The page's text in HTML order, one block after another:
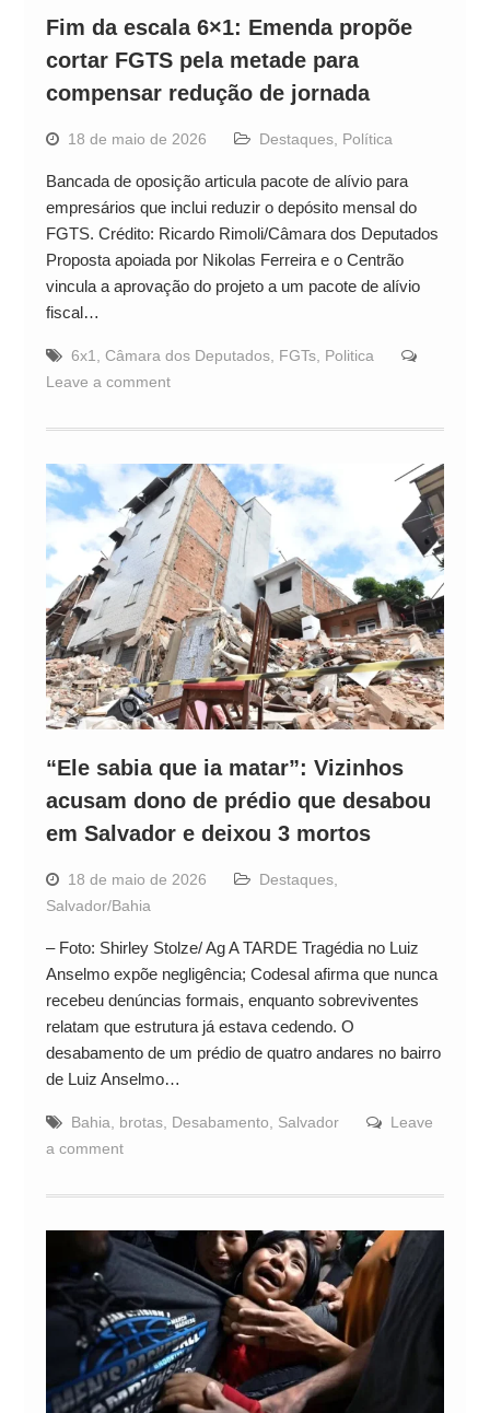
Fim da escala 6×1: Emenda propõe
cortar FGTS pela metade para
compensar redução de jornada
18 de maio de 2026 Destaques, Política
Bancada de oposição articula pacote de alívio para
empresários que inclui reduzir o depósito mensal do
FGTS. Crédito: Ricardo Rimoli/Câmara dos Deputados
Proposta apoiada por Nikolas Ferreira e o Centrão
vincula a aprovação do projeto a um pacote de alívio
fiscal…
6x1 Câmara dos Deputados, FGTs, Politica
Leave a comment
“Ele sabia que ia matar”: Vizinhos
acusam dono de prédio que desabou
em Salvador e deixou 3 mortos
18 de maio de 2026 Destaques,
Salvador/Bahia
– Foto: Shirley Stolze/ Ag A TARDE Tragédia no Luiz
Anselmo expõe negligência; Codesal afirma que nunca
recebeu denúncias formais, enquanto sobreviventes
relatam que estrutura já estava cedendo. O
desabamento de um prédio de quatro andares no bairro
de Luiz Anselmo…
Bahia brotas, Desabamento Salvador
Leave
a comment